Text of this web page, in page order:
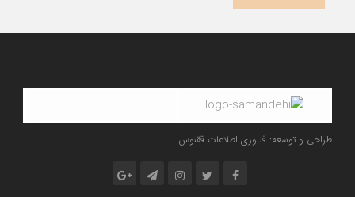
طراحی و توسعه: فناوری اطلاعات ققنوس